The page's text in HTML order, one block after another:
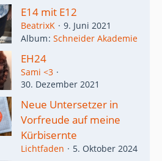
E14 mit E12
BeatrixK
9. Juni 2021
Album Schneider Akademie
EH24
Sami <3
30. Dezember 2021
Neue Untersetzer in
Vorfreude auf meine
Kürbisernte
Lichtfaden 5. Oktober 2024